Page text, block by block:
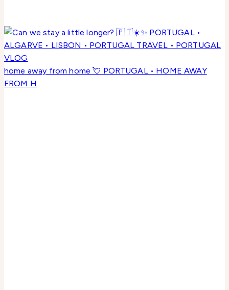
home away from home 💘 PORTUGAL • HOME AWAY
FROM H